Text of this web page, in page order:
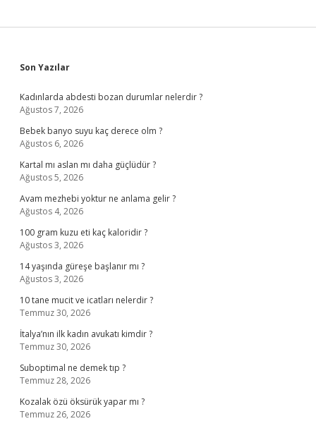
Sidebar
Son Yazılar
Kadınlarda abdesti bozan durumlar nelerdir ?
Ağustos 7, 2026
Bebek banyo suyu kaç derece olm ?
Ağustos 6, 2026
Kartal mı aslan mı daha güçlüdür ?
Ağustos 5, 2026
Avam mezhebi yoktur ne anlama gelir ?
Ağustos 4, 2026
100 gram kuzu eti kaç kaloridir ?
Ağustos 3, 2026
14 yaşında güreşe başlanır mı ?
Ağustos 3, 2026
10 tane mucit ve icatları nelerdir ?
Temmuz 30, 2026
İtalya’nın ilk kadın avukatı kimdir ?
Temmuz 30, 2026
Suboptimal ne demek tıp ?
Temmuz 28, 2026
Kozalak özü öksürük yapar mı ?
Temmuz 26, 2026